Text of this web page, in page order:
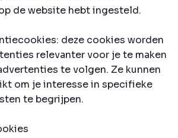
de website hebt ingesteld.
deze cookies worden
relevanter voor je te maken
te volgen. Ze kunnen
om je interesse in specifieke
te begrijpen.